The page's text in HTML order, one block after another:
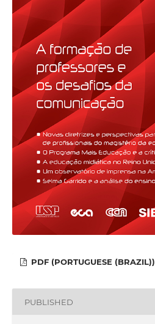
PDF (PORTUGUESE (BRAZIL))
PUBLISHED